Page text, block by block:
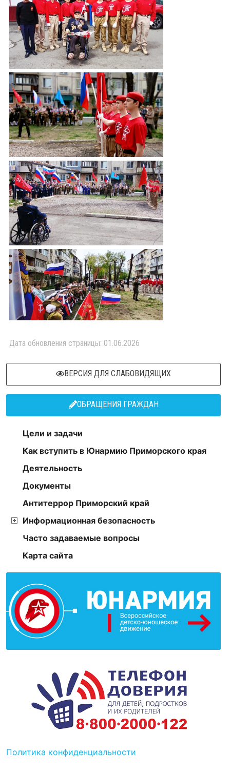
Дата обновления страницы: 01.06.2026
ВЕРСИЯ ДЛЯ СЛАБОВИДЯЩИХ
ОБРАЩЕНИЯ ГРАЖДАН
Цели и задачи
Как вступить в Юнармию Приморского края
Деятельность
Документы
Антитеррор Приморский край
Информационная безопасность
Часто задаваемые вопросы
Карта сайта
Политика конфиденциальности